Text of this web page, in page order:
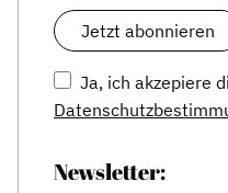
Ja, ich akzepiere
Newsletter: